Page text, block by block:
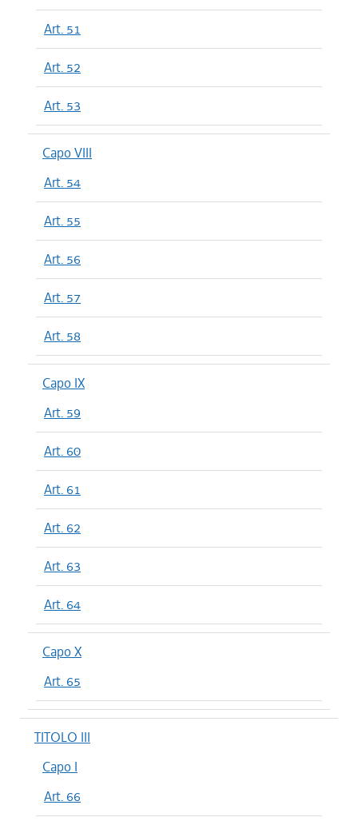
Art. 51
Art. 52
Art. 53
Capo VIII
Art. 54
Art. 55
Art. 56
Art. 57
Art. 58
Capo IX
Art. 59
Art. 60
Art. 61
Art. 62
Art. 63
Art. 64
Capo X
Art. 65
TITOLO III
Capo I
Art. 66